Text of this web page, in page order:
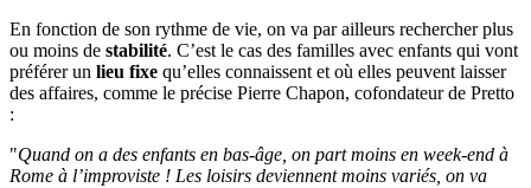
En fonction de son rythme de vie, on va par ailleurs rechercher plus
ou moins de stabilité. C’est le cas des familles avec enfants qui vont
préférer un lieu fixe qu’elles connaissent et où elles peuvent laisser
des affaires, comme le précise Pierre Chapon, cofondateur de Pretto
:
"Quand on a des enfants en bas-âge, on part moins en week-end à
Rome à l’improviste ! Les loisirs deviennent moins variés, on va